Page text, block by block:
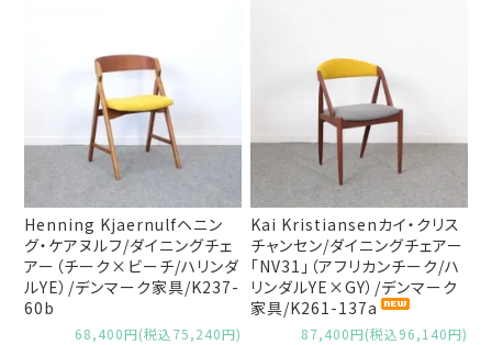
Henning Kjaernulfヘニン
グ・ケアヌルフ/ダイニングチェ
アー（チーク×ビーチ/ハリンダ
ルYE）/デンマーク家具/K237-
60b
68,400円(税込75,240円)
Kai Kristiansenカイ・クリス
チャンセン/ダイニングチェアー
「NV31」（アフリカンチーク/ハ
リンダルYE×GY）/デンマーク
家具/K261-137a
87,400円(税込96,140円)